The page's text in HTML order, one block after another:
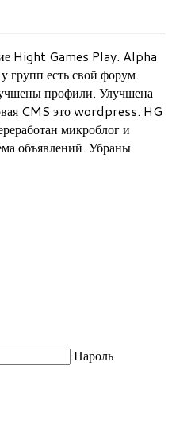
Hight Games Play. Alpha
групп есть свой форум.
профили. Улучшена
CMS это wordpress. HG
микроблог и
объявлений. Убраны
Пароль